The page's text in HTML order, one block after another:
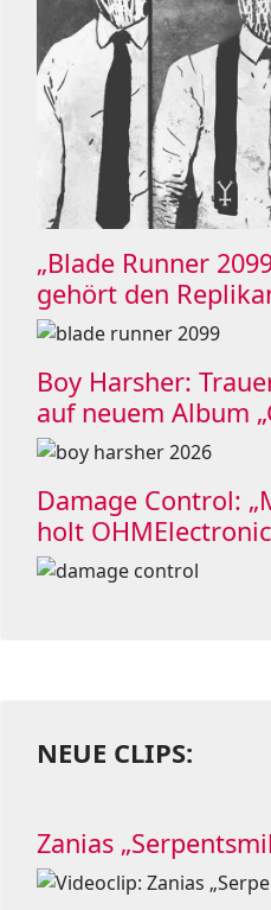
„Blade Runner
gehört den
Boy Harsher:
auf neuem Album
Damage Control:
holt
NEUE CLIPS:
Zanias